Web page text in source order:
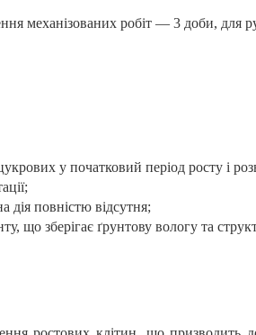
механізованих робіт — 3 доби, для
у початковий період росту і
дія повністю відсутня;
що зберігає ґрунтову вологу та